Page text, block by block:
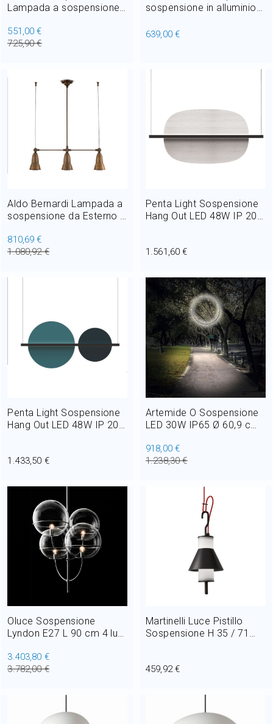
Lampada a sospensione
31,5 cm Outdoor
551,00 €
725,90 €
sospensione in alluminio
639,00 €
Aldo Bernardi Lampada a
sospensione da Esterno e
60 cm
810,69 €
1.080,92 €
Penta Light Sospensione
Hang Out LED 48W IP 20 L
1.561,60 €
Penta Light Sospensione
Hang Out LED 48W IP 20 L
1.433,50 €
Artemide O Sospensione
LED 30W IP65 Ø 60,9 cm
Esterno e Giardino
918,00 €
1.238,30 €
Oluce Sospensione
Lyndon E27 L 90 cm 4 luci
Giardino
3.403,80 €
3.782,00 €
Martinelli Luce Pistillo
Sospensione H 35 / 71
Giardino
459,92 €